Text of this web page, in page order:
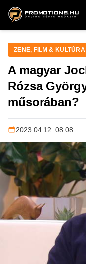
ZENE, FILM &
ZENE, FILM & KULTÚRA
A magyar
Rózsa
műsorában?
2023.04.12. 08:08